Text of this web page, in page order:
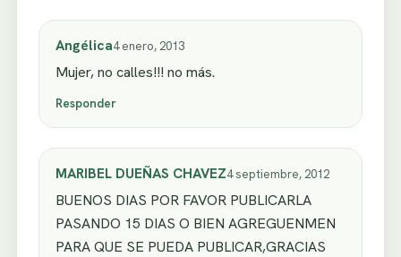
Angélica4 enero, 2013
Mujer, no calles!!! no más.
Responder
MARIBEL DUEÑAS CHAVEZ4 septiembre, 2012
BUENOS DIAS POR FAVOR PUBLICARLA
PASANDO 15 DIAS O BIEN AGREGUENMEN
PARA QUE SE PUEDA PUBLICAR,GRACIAS